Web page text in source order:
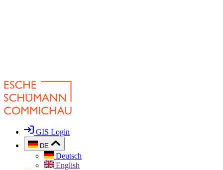
GIS Login
DE
Deutsch
English